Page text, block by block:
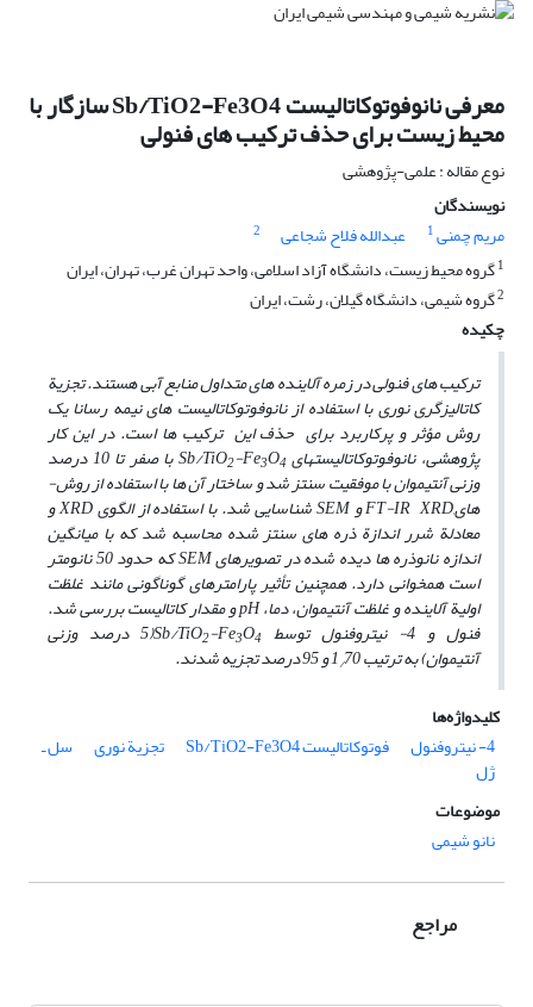
معرفی نانوفوتوکاتالیست Sb/TiO2-Fe3O4 سازگار با
محیط زیست برای حذف ترکیب های فنولی
نوع مقاله : علمی-پژوهشی
نویسندگان
مریم چمنی1 عبدالله فلاح شجاعی
2
1گروه محیط زیست، دانشگاه آزاد اسلامی، واحد تهران غرب، تهران، ایران
2گروه شیمی، دانشگاه گیلان، رشت، ایران
چکیده
ترکیب ­های فنولی در زمره آلاینده ­های متداول منابع آبی هستند.تجزیة
کاتالیزگری نوری با استفاده از نانوفوتوکاتالیست ­های نیمه رسانا یک
روش مؤثر و پرکاربرد برای حذف این ترکیب ­ها است. در این کار
پژوهشی، نانوفوتوکاتالیست­­های Sb/TiO 2-Fe3O4 با صفر تا 10 درصد
وزنی آنتیموان با موفقیت سنتز شد و ساختار آن­ ها با استفاده از روش­
های,FT-IR XRD و SEM شناسایی شد. با استفاده از الگوی XRD و
معادلة شرر اندازة ذره­ های سنتز شده محاسبه شد که با میانگین
اندازه نانوذره­ ها دیده شده در تصویرهای SEM که حدود 50 نانومتر
است همخوانی دارد. همچنین تأثیر پارامتر­های گوناگونی مانند غلظت
اولیة آلاینده و غلظت آنتیموان، دما، pH و مقدار کاتالیست بررسی شد.
فنول و 4- نیتروفنول توسط Sb/TiO 2-Fe3O4 (5 درصد وزنی
آنتیموان) به ترتیب 1 /70 و 95 درصد تجزیه شدند.
کلیدواژه‌ها
4- نیتروفنول
فوتوکاتالیست Sb/TiO2-Fe3O4 تجزیة نوری سل ـ
ژل
موضوعات
نانو شیمی
مراجع